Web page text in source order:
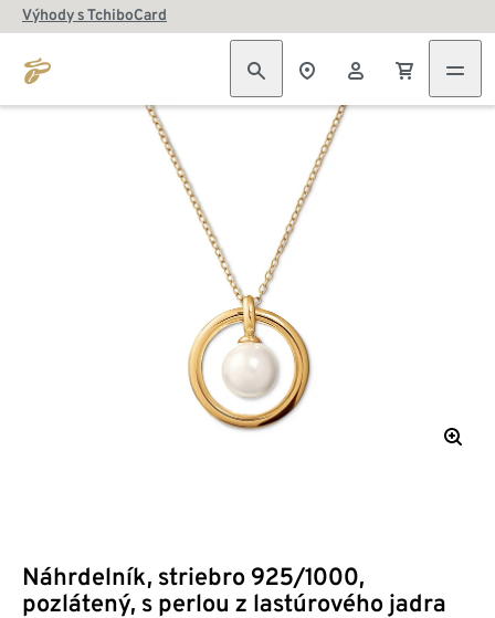
Výhody s TchiboCard
Náhrdelník, striebro 925/1000,
pozlátený, s perlou z lastúrového jadra